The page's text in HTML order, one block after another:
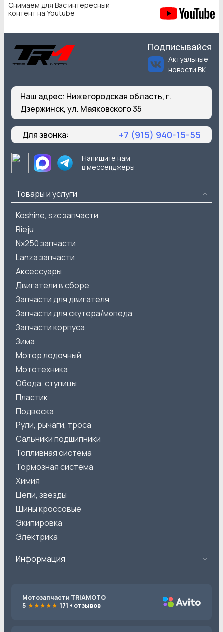
Снимаем для Вас интересный
контент на Youtube
Подписывайся
Актуальные
новости ВК
Наш адрес: Нижегородская область, г.
Дзержинск, ул. Маяковского 35
Для звонка: +7 (915) 940-15-55
Напишите нам
в мессенджеры
Товары и услуги
Koshine, szc запчасти
Rieju
Nx250 запчасти
Lanza запчасти
Аксессуары
Двигатели в сборе
Запчасти для двигателя
Запчасти для скутера/мопеда
Запчасти корпуса
Зима
Мотор лодочный
Мототехника
Обода, ступицы
Пластик
Подвеска
Рули, рычаги, троса
Сальники подшипники
Топливная система
Тормозная система
Химия
Цепи, звезды
Шины кроссовые
Экипировка
Электрика
Информация
Мотозапчасти TRIAMOTO
5
171 + отзывов